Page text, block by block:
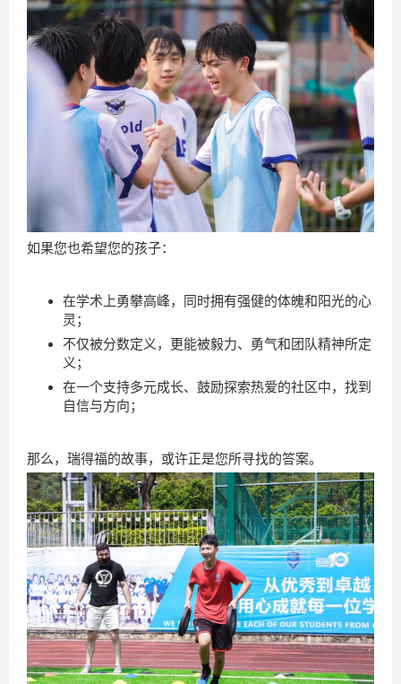
如果您也希望您的孩子：
在学术上勇攀高峰，同时拥有强健的体魄和阳光的心
灵；
不仅被分数定义，更能被毅力、勇气和团队精神所定
义；
在一个支持多元成长、鼓励探索热爱的社区中，找到
自信与方向；
那么，瑞得福的故事，或许正是您所寻找的答案。